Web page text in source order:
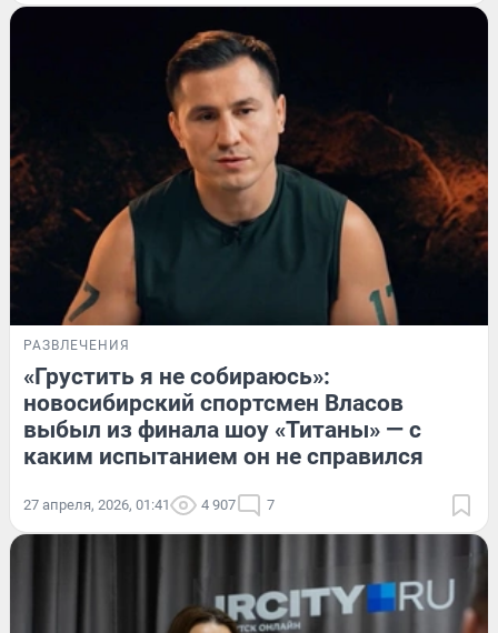
РАЗВЛЕЧЕНИЯ
«Грустить я не собираюсь»:
новосибирский спортсмен Власов
выбыл из финала шоу «Титаны» — с
каким испытанием он не справился
27 апреля, 2026, 01:41 4 907 7